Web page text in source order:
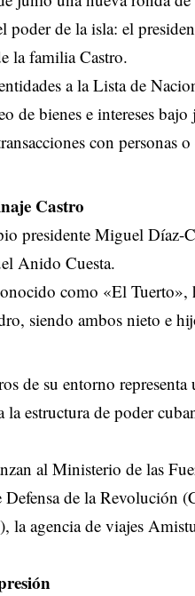
poder de la isla: el
la familia Castro.
a la Lista de
de bienes e intereses
con personas o
Castro
presidente Miguel Díaz-
Anido Cuesta.
como «El
siendo ambos nieto e
de su entorno representa
estructura de poder
al Ministerio de las
de la Revolución
agencia de viajes